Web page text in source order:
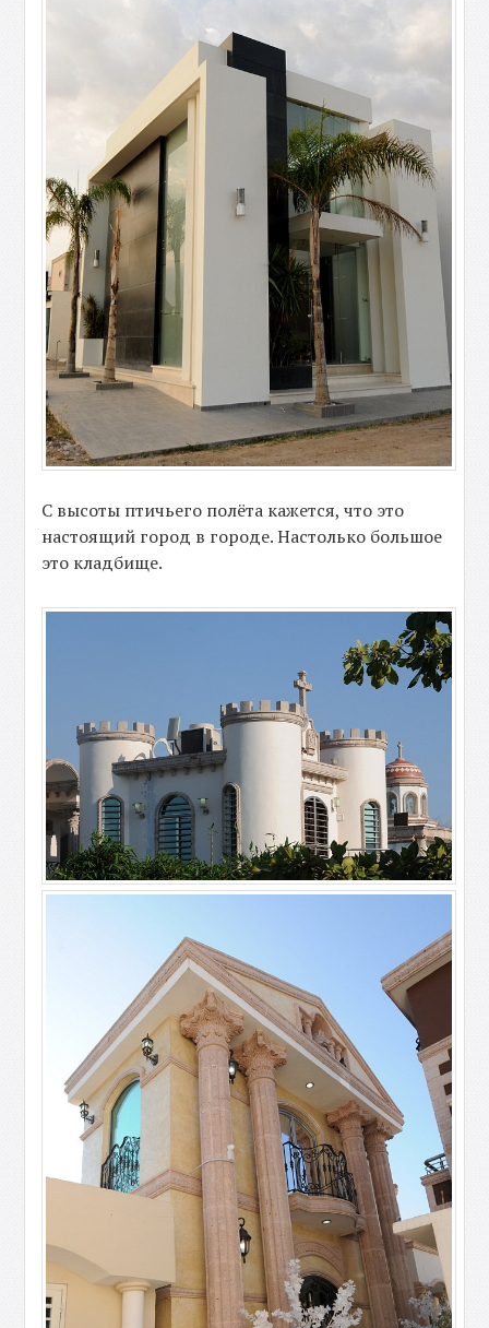
С высоты птичьего полёта кажется, что это
настоящий город в городе. Настолько большое
это кладбище.